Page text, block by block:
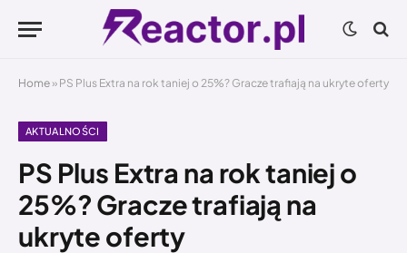
Home » PS Plus Extra na rok taniej o 25%? Gracze trafiają na ukryte oferty
AKTUALNOŚCI
PS Plus Extra na rok taniej o
25%? Gracze trafiają na
ukryte oferty